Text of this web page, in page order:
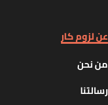
عن لزوم كار
من نحن
رسالتنا